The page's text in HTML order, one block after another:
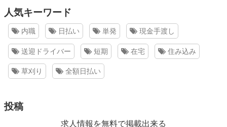
人気キーワード
内職 日払い 単発 現金手渡し
送迎ドライバー 短期 在宅 住み込み
草刈り 全額日払い
投稿
求人情報を無料で掲載出来る